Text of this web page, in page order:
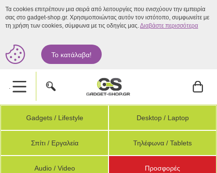
Τα cookies επιτρέπουν μια σειρά από λειτουργίες που ενισχύουν την εμπειρία
σας στο gadget-shop.gr. Χρησιμοποιώντας αυτόν τον ιστότοπο, συμφωνείτε με
τη χρήση των cookies, σύμφωνα με τις οδηγίες μας.Διαβάστε περισσότερα
Το κατάλαβα!
.
Gadgets / Lifestyle Desktop / Laptop
Σπίτι / Εργαλεία Τηλέφωνα / Tablets
Audio / Video Προσφορές